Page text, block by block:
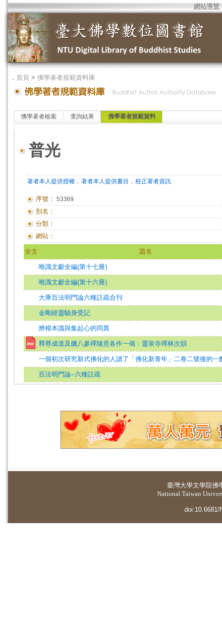
網站導覽
． 首頁 > 佛學著者規範資料庫
佛學著者檢索 查詢結果 佛學著者規範資料
普光
著者本人提供授權 ． 著者本人提供書目 ． 校正著者資訊
序號： 53369
別名：
分類：
網站：
全文 題名
唯識文獻全編(第十七冊)
唯識文獻全編(第十六冊)
大乘百法明門論六種註疏合刊
金剛經靈驗身受記
辨根本識與集起心的同異
釋尊成道及臘八參禪隨意各作一偈：靈泉寺禪林次韻
一個初次研究新式佛化的人讀了「佛化新青年」二卷二號後的一
百法明門論--六種註疏
臺灣大學文學院佛
National Taiwan
doi:10.6681/